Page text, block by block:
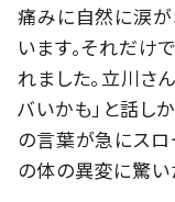
痛みに自然に涙が
います。それだけ
れました。立川さ
バいかも」と話し
の言葉が急にスロ
の体の異変に驚い